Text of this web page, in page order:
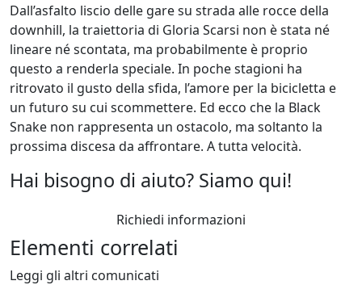
Hai bisogno di aiuto? Siamo qui!
Richiedi informazioni
Dall’asfalto liscio delle gare su strada alle rocce della
downhill, la traiettoria di Gloria Scarsi non è stata né
lineare né scontata, ma probabilmente è proprio
questo a renderla speciale. In poche stagioni ha
ritrovato il gusto della sfida, l’amore per la bicicletta e
un futuro su cui scommettere. Ed ecco che la Black
Snake non rappresenta un ostacolo, ma soltanto la
prossima discesa da affrontare. A tutta velocità.
Elementi correlati
Leggi gli altri comunicati